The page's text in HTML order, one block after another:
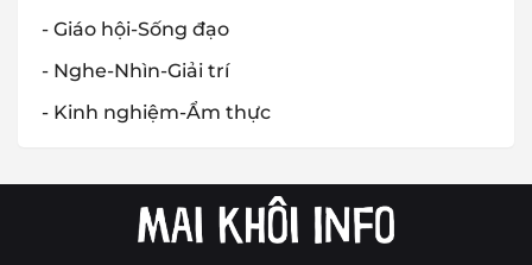
- Giáo hội-Sống đạo
- Nghe-Nhìn-Giải trí
- Kinh nghiệm-Ẩm thực